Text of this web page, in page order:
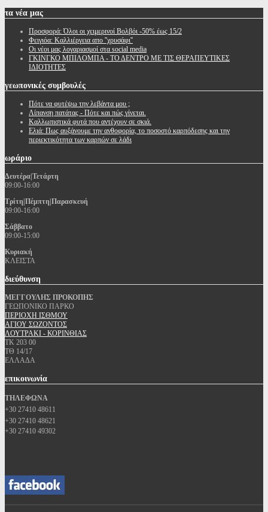
τα νέα μας
Προσφορά: Όλοι οι χειμερινοί Βολβόι -50% έως 15/2
Φειγιόα: Καλλιέργεια απο ''χρυσάφι''
Oι νέοι μας λογαριασμοί στα social media
ΓΚΙΝΓΚΟ ΜΠΙΛΟΜΠΑ - ΤΟ ΔΕΝΤΡΟ ΜΕ ΤΙΣ ΘΕΡΑΠΕΥΤΙΚΕΣ
ΙΔΙΟΤΗΤΕΣ
γεωπονικές συμβουλές
Πότε να φυτέψω την λεβάντα μου ;
Λίπανση πατάτας - Πότε και πώς γίνεται.
Καλλωπιστικά φυτά που αντέχουν σε σκιά.
Ελιά: Πως αυξάνουμε την ανθοφορία, το ποσοστό καρπόδεσης και την
περιεκτικότητα των καρπών σε λάδι
ωράριο
Δευτέρα|Τετάρτη
09:00-16:00
Τρίτη|Πέμπτη|Παρασκευή
09:00-16:00
Σάββατο
09:00-15:00
Κυριακή
ΚΛΕΙΣΤΑ
διεύθυνση
ΜΕΓΓΟΥΛΗΣ ΠΡΟΚΟΠΗΣ
ΓΕΩΠΟΝΙΚΟ ΠΑΡΚΟ
ΠΕΡΙΟΧΗ ΙΣΘΜΟΥ
ΑΓΙΟΥ ΣΩΖΟΝΤΟΣ
ΛΟΥΤΡΑΚΙ - ΚΟΡΙΝΘΙΑΣ
ΤΚ 203 00
ΤΘ 14/17
ΕΛΛΑΔΑ
επικοινωνία
ΤΗΛΕΦΩΝΑ
+30 27410 48611
+30 27410 48621
+30 27410 49302